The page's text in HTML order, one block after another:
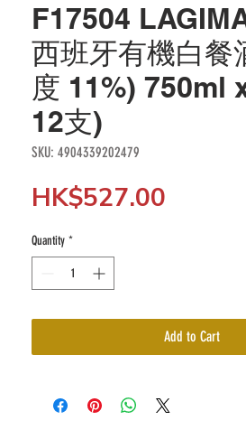
F17504
西班牙有機白餐
度 11%) 750ml
12支)
SKU: 4904339202479
HK$527.00
Quantity *
Add to Cart